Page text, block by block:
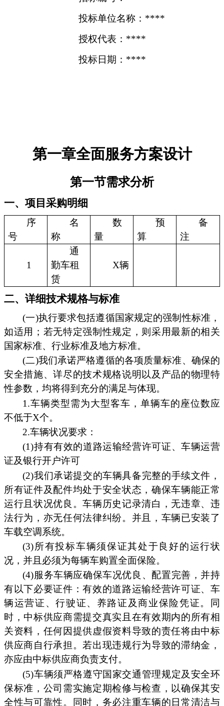
投标单位名称：****
授权代表：****
投标日期：****
第一章全面服务方案设计
第一节需求分析
一、项目采购明细
序
号
名
称
数
量
预
算
备
注
1
通
勤车租
赁
X辆
二、详细技术规格与标准
(一)执行要求包括遵循国家规定的强制性标准，
如适用；若无特定强制性规定，则采用最新的相关
国家标准、行业标准及地方标准。
(二)我们承诺严格遵循的各项质量标准、确保的
安全措施、详尽的技术规格说明以及产品的物理特
性参数，均将得到充分的满足与体现。
1.车辆类型需为大型客车，单辆车的座位数应
不低于X个。
2.车辆状况要求：
(1)持有有效的道路运输经营许可证、车辆运营
证及银行开户许可
(2)我们承诺提交的车辆具备完整的手续文件，
所有证件及配件均处于安全状态，确保车辆能正常
运行且状况优良。车辆历史记录清白，无违章、违
法行为，亦无任何法律纠纷。并且，车辆已安装了
车载空调系统。
(3)所有投标车辆须保证其处于良好的运行状
况，并且必须为每辆车购置全面保险。
(4)服务车辆应确保车况优良、配置完善，并持
有以下必要证件：有效的道路运输经营许可证、车
辆运营证、行驶证、养路证及商业保险凭证。同
时，中标供应商需提交真实且在有效期内的所有相
关资料，任何因提供虚假资料导致的责任将由中标
供应商自行承担。若出现违规行为导致的滞纳金，
亦应由中标供应商负责支付。
(5)车辆须严格遵守国家交通管理规定及安全环
保标准，公司需实施定期检修与检查，以确保其安
全性与可靠性。同时，务必注重车辆的日常清洁与